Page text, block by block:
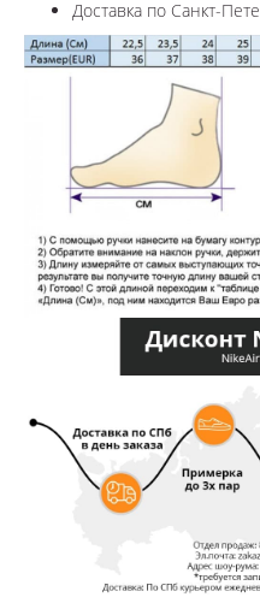
Доставка по Санкт-